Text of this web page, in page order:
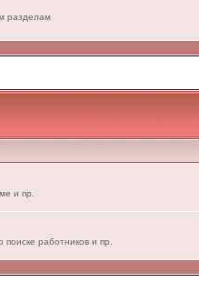
разделам
и пр.
работников и пр.